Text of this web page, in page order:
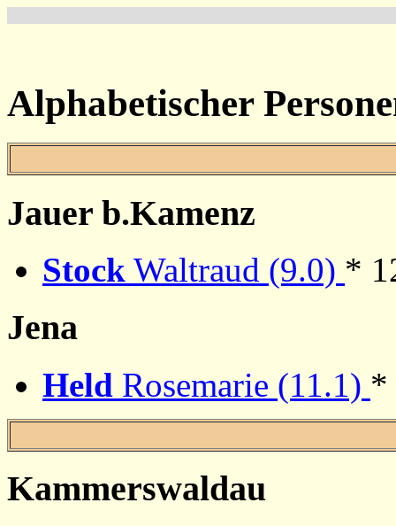
Alphabetischer
Jauer b.Kamenz
Stock Waltraud (9.0) *
Jena
Held Rosemarie (11.1) *
Kammerswaldau